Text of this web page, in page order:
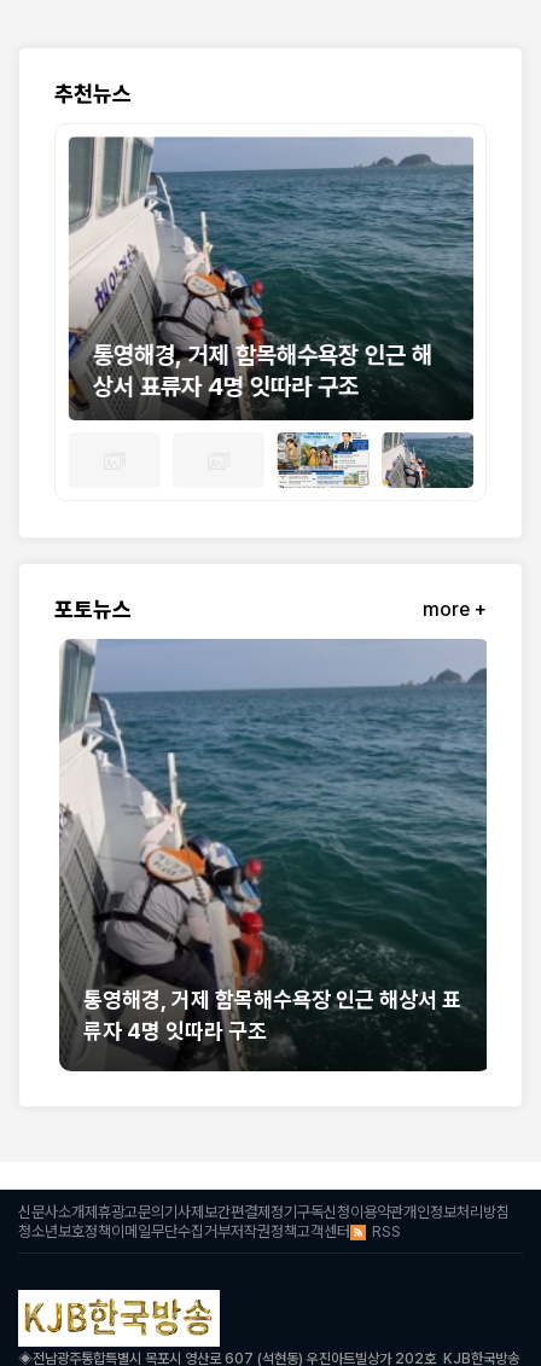
추천뉴스
통영해경, 거제 함목해수욕장 인근 해
상서 표류자 4명 잇따라 구조
포토뉴스 more +
통영해경, 거제 함목해수욕장 인근 해상서 표
류자 4명 잇따라 구조
신문사소개제휴광고문의기사제보간편결제정기구독신청이용약관개인정보처리방침
청소년보호정책이메일무단수집거부저작권정책고객센터 RSS
◈전남광주통합특별시 목포시 영산로 607 (석현동) 우진아트빌상가 202호 KJB한국방송